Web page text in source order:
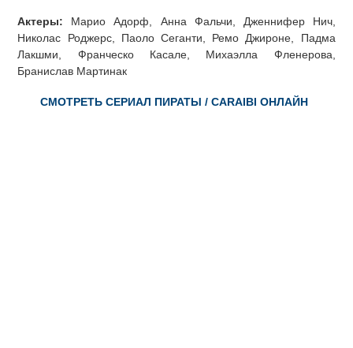
Актеры: Марио Адорф, Анна Фальчи, Дженнифер Нич,
Николас Роджерс, Паоло Сеганти, Ремо Джироне, Падма
Лакшми, Франческо Касале, Михаэлла Фленерова,
Бранислав Мартинак
СМОТРЕТЬ СЕРИАЛ ПИРАТЫ / CARAIBI ОНЛАЙН